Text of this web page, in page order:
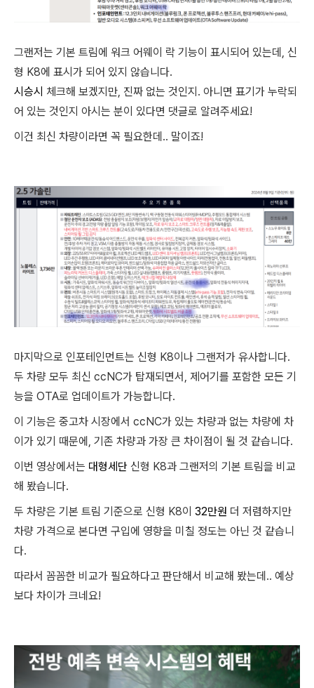
그랜저는 기본 트림에 워크 어웨이 락 기능이 표시되어 있는데, 신
형 K8에 표시가 되어 있지 않습니다.
시승시 체크해 보겠지만, 진짜 없는 것인지. 아니면 표기가 누락되
어 있는 것인지 아시는 분이 있다면 댓글로 알려주세요!
이건 최신 차량이라면 꼭 필요한데.. 말이죠!
마지막으로 인포테인먼트는 신형 K8이나 그랜저가 유사합니다.
두 차량 모두 최신 ccNC가 탑재되면서, 제어기를 포함한 모든 기
능을 OTA로 업데이트가 가능합니다.
이 기능은 중고차 시장에서 ccNC가 있는 차량과 없는 차량에 차
이가 있기 때문에, 기존 차량과 가장 큰 차이점이 될 것 같습니다.
이번 영상에서는 대형세단 신형 K8과 그랜저의 기본 트림을 비교
해 봤습니다.
두 차량은 기본 트림 기준으로 신형 K8이 32만원 더 저렴하지만
차량 가격으로 본다면 구입에 영향을 미칠 정도는 아닌 것 같습니
다.
따라서 꼼꼼한 비교가 필요하다고 판단해서 비교해 봤는데.. 예상
보다 차이가 크네요!